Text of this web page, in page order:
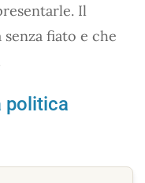
Il
senza fiato e che
politica